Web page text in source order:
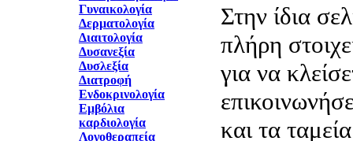
Γυναικολογία
Δερματολογία
Διαιτολογία
Δυσανεξία
Δυσλεξία
Διατροφή
Ενδοκρινολογία
Εμβόλια
καρδιολογία
Λογοθεραπεία
Στην ίδια
πλήρη
για να
και τα